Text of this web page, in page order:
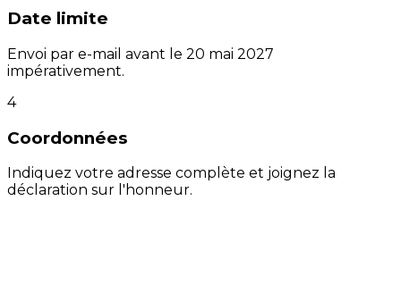
Date limite
Envoi par e-mail avant le 20 mai 2027
impérativement.
4
Coordonnées
Indiquez votre adresse complète et joignez la
déclaration sur l'honneur.